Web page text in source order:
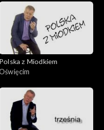
Polska z Miodkiem